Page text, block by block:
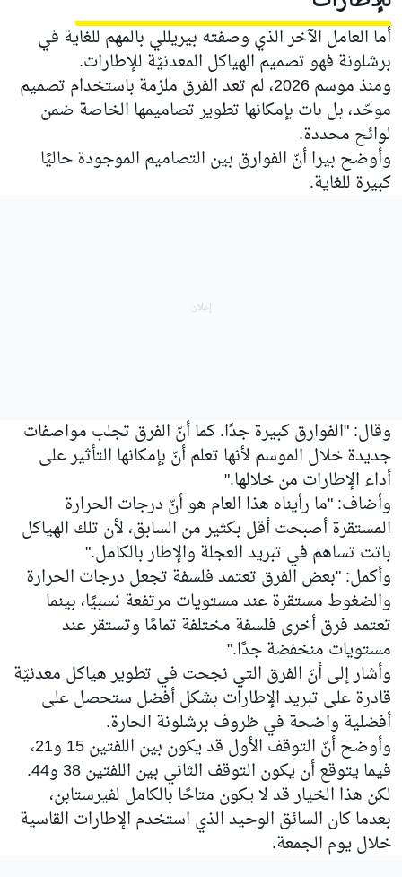
أما العامل الآخر الذي وصفته بيريللي بالمهم للغاية في
برشلونة فهو تصميم الهياكل المعدنيّة للإطارات.
ومنذ موسم 2026، لم تعد الفرق ملزمة باستخدام تصميم
موحّد، بل بات بإمكانها تطوير تصاميمها الخاصة ضمن
لوائح محددة.
وأوضح بيرا أنّ الفوارق بين التصاميم الموجودة حاليًا
كبيرة للغاية.
وقال: "الفوارق كبيرة جدًا. كما أنّ الفرق تجلب مواصفات
جديدة خلال الموسم لأنها تعلم أنّ بإمكانها التأثير على
أداء الإطارات من خلالها."
وأضاف: "ما رأيناه هذا العام هو أنّ درجات الحرارة
المستقرة أصبحت أقل بكثير من السابق، لأن تلك الهياكل
باتت تساهم في تبريد العجلة والإطار بالكامل."
وأكمل: "بعض الفرق تعتمد فلسفة تجعل درجات الحرارة
والضغوط مستقرة عند مستويات مرتفعة نسبيًا، بينما
تعتمد فرق أخرى فلسفة مختلفة تمامًا وتستقر عند
مستويات منخفضة جدًا."
وأشار إلى أنّ الفرق التي نجحت في تطوير هياكل معدنيّة
قادرة على تبريد الإطارات بشكل أفضل ستحصل على
أفضلية واضحة في ظروف برشلونة الحارة.
وأوضح أنّ التوقف الأول قد يكون بين اللفتين 15 و21،
فيما يتوقع أن يكون التوقف الثاني بين اللفتين 38 و44.
لكن هذا الخيار قد لا يكون متاحًا بالكامل لفيرستابن،
بعدما كان السائق الوحيد الذي استخدم الإطارات القاسية
خلال يوم الجمعة.